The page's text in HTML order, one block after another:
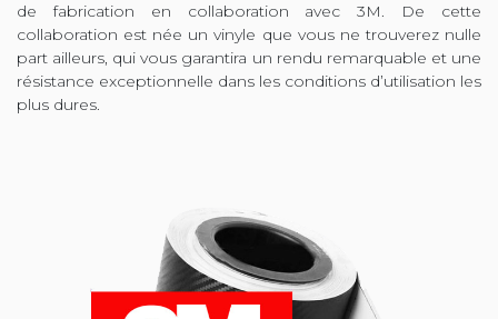
de fabrication en collaboration avec 3M. De cette
collaboration est née un vinyle que vous ne trouverez nulle
part ailleurs, qui vous garantira un rendu remarquable et une
résistance exceptionnelle dans les conditions d’utilisation les
plus dures.